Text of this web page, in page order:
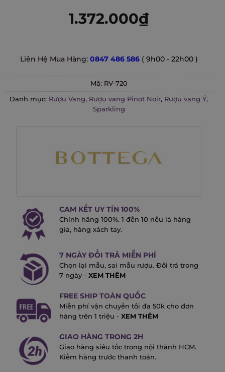
1.372.000₫
Liên Hệ Mua Hàng: 0847 486 586 ( 9h00 - 22h00 )
Mã: RV-720
Danh mục: Rượu Vang, Rượu vang Pinot Noir, Rượu vang Ý,
Sparkling
CAM KẾT UY TÍN 100%
Chính hãng 100%. 1 đền 10 nếu là hàng
giả, hàng xách tay.
7 NGÀY ĐỔI TRẢ MIỄN PHÍ
Chọn lại mẫu, sai mẫu rượu. Đổi trả trong
7 ngày - XEM THÊM
FREE SHIP TOÀN QUỐC
Miễn phí vận chuyển tối đa 50k cho đơn
hàng trên 1 triệu - XEM THÊM
GIAO HÀNG TRONG 2H
Giao hàng siêu tốc trong nội thành HCM.
Kiểm hàng trước thanh toán.